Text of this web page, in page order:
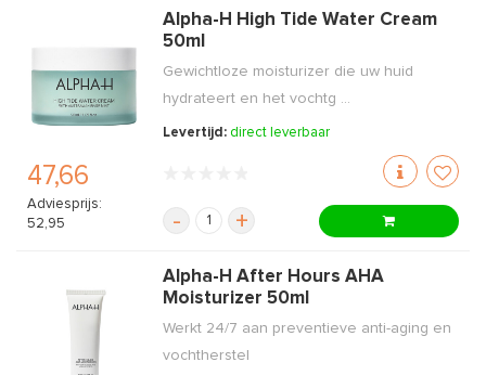
47,66
Adviesprijs:
52,95
Alpha-H High Tide Water Cream
50ml
Gewichtloze moisturizer die uw huid
hydrateert en het vochtg ...
Levertijd: direct leverbaar
- +
Alpha-H After Hours AHA
Moisturizer 50ml
Werkt 24/7 aan preventieve anti-aging en
vochtherstel